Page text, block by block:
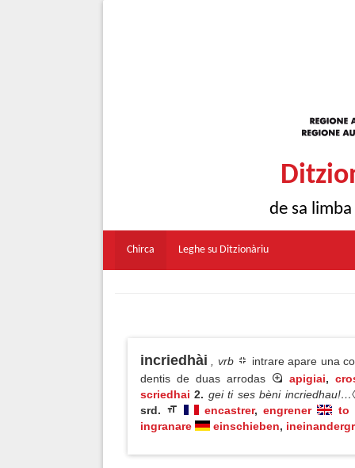
de sa
Chirca Leghe su Ditzionàriu
incriedhài , vrb
intrare apare una
dentis de duas arrodas
apigiai,
scriedhai 2. gei ti ses bèni
srd.
encastrer, engrener
to
ingranare
einschieben,